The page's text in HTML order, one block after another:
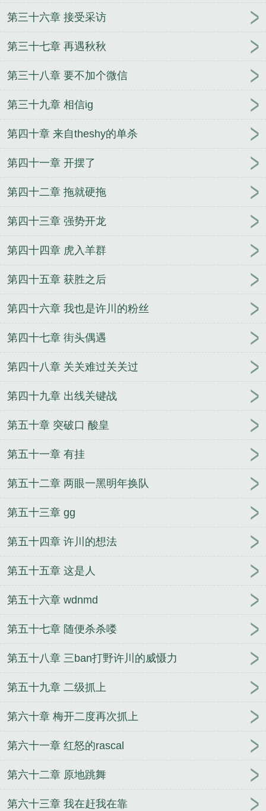
第三十六章 接受采访
第三十七章 再遇秋秋
第三十八章 要不加个微信
第三十九章 相信ig
第四十章 来自theshy的单杀
第四十一章 开摆了
第四十二章 拖就硬拖
第四十三章 强势开龙
第四十四章 虎入羊群
第四十五章 获胜之后
第四十六章 我也是许川的粉丝
第四十七章 街头偶遇
第四十八章 关关难过关关过
第四十九章 出线关键战
第五十章 突破口 酸皇
第五十一章 有挂
第五十二章 两眼一黑明年换队
第五十三章 gg
第五十四章 许川的想法
第五十五章 这是人
第五十六章 wdnmd
第五十七章 随便杀杀喽
第五十八章 三ban打野许川的威慑力
第五十九章 二级抓上
第六十章 梅开二度再次抓上
第六十一章 红怒的rascal
第六十二章 原地跳舞
第六十三章 我在赶我在靠